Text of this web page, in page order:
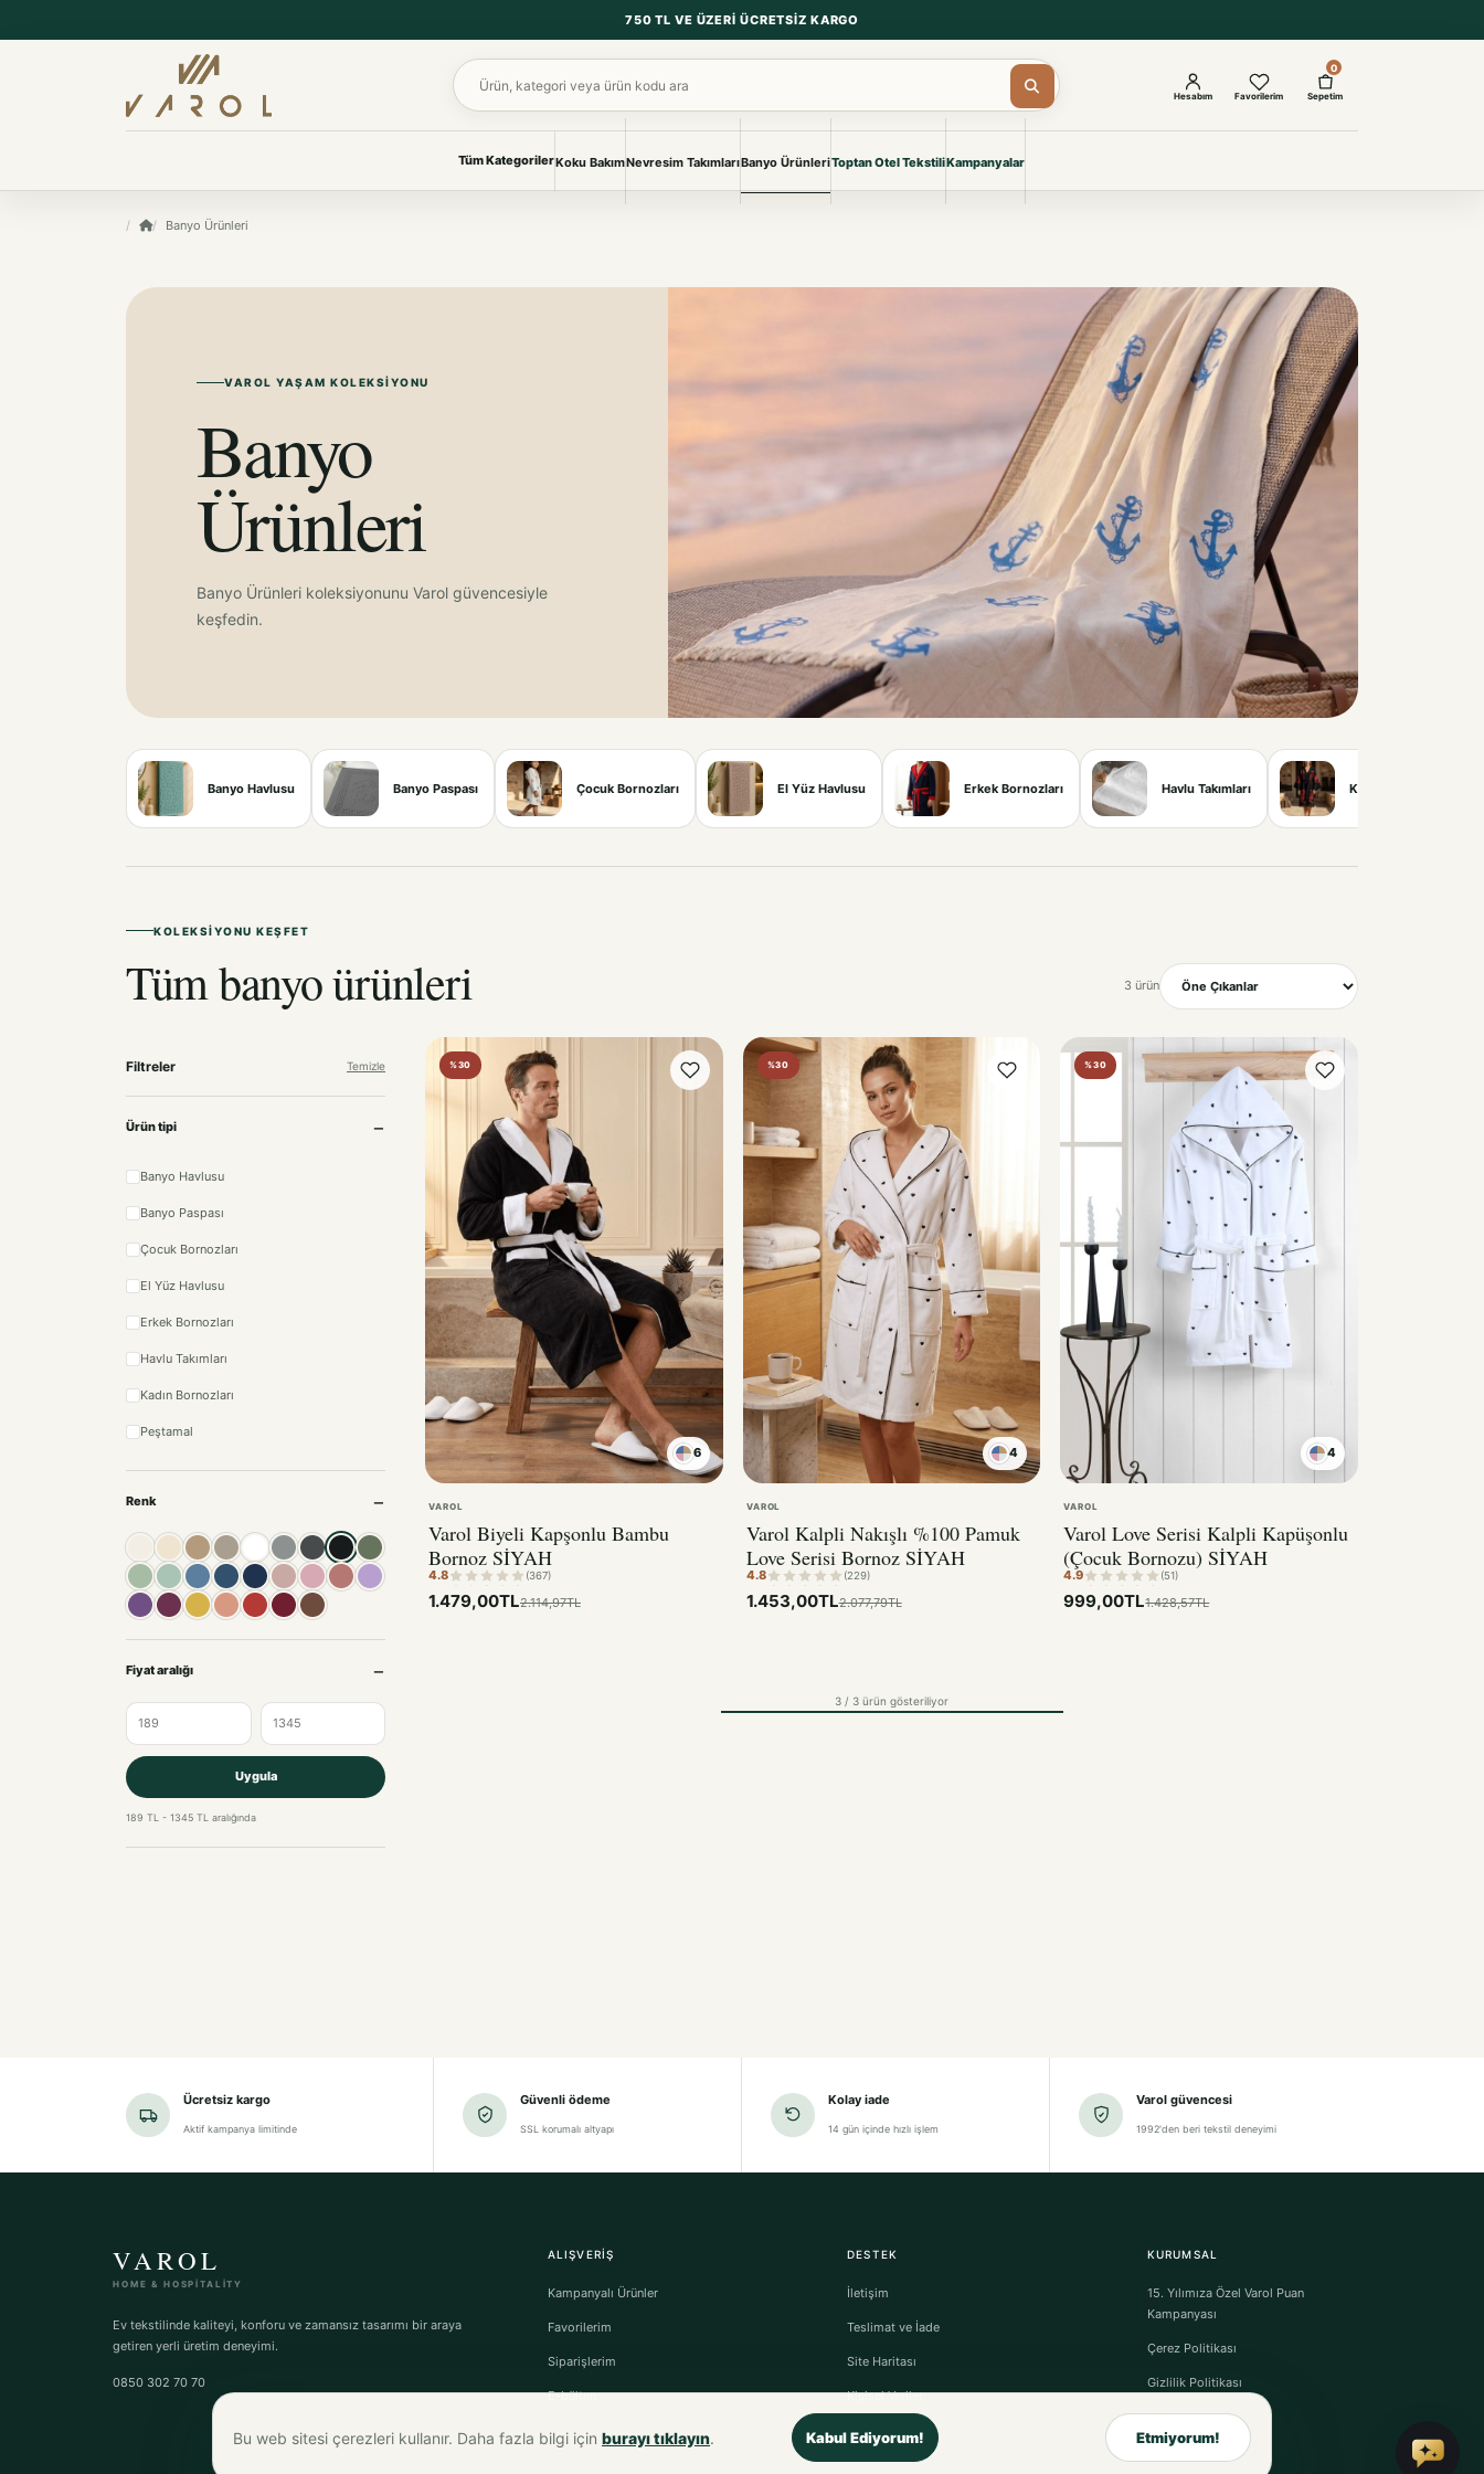
750 TL VE ÜZERI ÜCRETSIZ KARGO
Ürün ara
Tüm Kategoriler
özenle seçildi.
koleksiyona kolayca ulaşın.
TÜM KOLEKSIYONLARI GÖR
KURUMSAL ÇÖZÜMLER
Toptan Otel Tekstili
Projelere özel, dayanıklı tekstil
seçkileri.
Koku BakımNevresim TakımlarıBanyo ÜrünleriToptan Otel TekstiliKampanyalar
Hesabım Favorilerim
0
Sepetim
Banyo Ürünleri
VAROL YAŞAM KOLEKSIYONU
Banyo
Ürünleri
Banyo Ürünleri koleksiyonunu Varol güvencesiyle
keşfedin.
Banyo Havlusu Banyo Paspası Çocuk Bornozları El Yüz Havlusu Erkek Bornozları Havlu Takımları Kadın Bornozları
KOLEKSIYONU KEŞFET
Tüm banyo ürünleri 3 ürün
Filtreler Temizle
Ürün tipi
Banyo Havlusu
Banyo Paspası
Çocuk Bornozları
El Yüz Havlusu
Erkek Bornozları
Havlu Takımları
Kadın Bornozları
Peştamal
Renk
EkruKremBej Taş BeyazGri Antrasit
SiyahYeşil
Açık Yeşil
MintMaviİndigoLacivert
PudraPembeGül kurusu
Lila
MorMürdüm
Sarı SomonKırmızıBordoKahve
Fiyat aralığı
Uygula
189 TL - 1345 TL aralığında
%30
6
VAROL
Varol Biyeli Kapşonlu Bambu
Bornoz SİYAH
4.8 (367)
1.479,00TL2.114,97TL
%30
4
KIRMIZI
VAROL
Varol Kalpli Nakışlı %100 Pamuk
Love Serisi Bornoz SİYAH
4.8 (229)
1.453,00TL2.077,79TL
%30
4
VAROL
Varol Love Serisi Kalpli Kapüşonlu
(Çocuk Bornozu) SİYAH
4.9 (51)
999,00TL1.428,57TL
3 / 3 ürün gösteriliyor
Ücretsiz kargo
Aktif kampanya limitinde
Güvenli ödeme
SSL korumalı altyapı
Kolay iade
14 gün içinde hızlı işlem
Varol güvencesi
1992'den beri tekstil deneyimi
VAROL
HOME & HOSPITALITY
Ev tekstilinde kaliteyi, konforu ve zamansız tasarımı bir araya
getiren yerli üretim deneyimi.
0850 302 70 70
ALIŞVERIŞ
Kampanyalı Ürünler
Favorilerim
Siparişlerim
E-bülten
DESTEK
İletişim
Teslimat ve İade
Site Haritası
Kişisel Veriler
KURUMSAL
15. Yılımıza Özel Varol Puan
Kampanyası
Çerez Politikası
Gizlilik Politikası
Hakkımızda
Bu web sitesi çerezleri kullanır. Daha fazla bilgi için burayı tıklayın. Kabul Ediyorum! Etmiyorum!